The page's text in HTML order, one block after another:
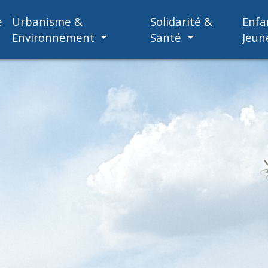
Urbanisme &
Environnement
Solidarité &
Santé